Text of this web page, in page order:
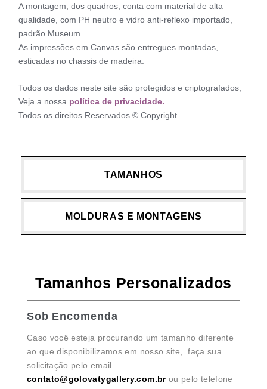
A montagem, dos quadros, conta com material de alta
qualidade, com PH neutro e vidro anti-reflexo importado,
padrão Museum.
As impressões em Canvas são entregues montadas,
esticadas no chassis de madeira.
Todos os dados neste site são protegidos e criptografados,
Veja a nossa política de privacidade.
Todos os direitos Reservados © Copyright
TAMANHOS
MOLDURAS E MONTAGENS
Tamanhos Personalizados
Sob Encomenda
Caso você esteja procurando um tamanho diferente
ao que disponibilizamos em nosso site, faça sua
solicitação pelo email
contato@golovatygallery.com.brou pelo telefone